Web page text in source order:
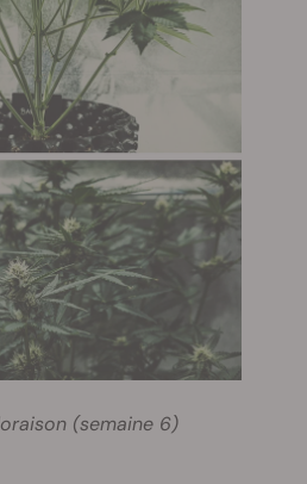
(semaine 6)